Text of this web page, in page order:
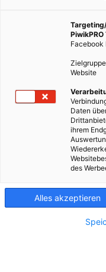
Facebook
Website
Daten
ihrem
des
Alles akzeptieren